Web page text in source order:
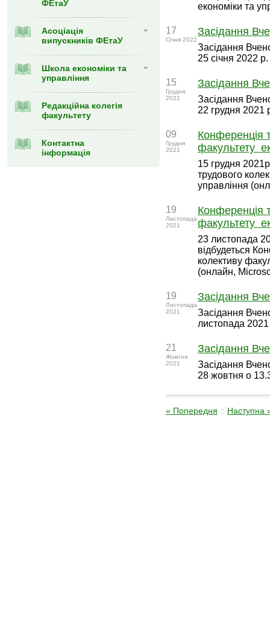
ФЕтаУ
Асоціація
випускників ФЕтаУ
Школа економіки та
управління
Редакційна колегія
факультету
Контактна
інформація
економіки та
17
Січня 2022
Засідання
Засідання
25 січня 2022
15
Грудня
2021
Засідання
Засідання
22 грудня 2021
09
Грудня
2021
Конференція
факультету
15 грудня
трудового
управління
19
Листопада
2021
Конференція
факультету
23 листопада
відбудеться
колективу
(онлайн,
19
Листопада
2021
Засідання
Засідання
листопада
21
Жовтня
2021
Засідання
Засідання
28 жовтня о
« Попередня :: Наступна